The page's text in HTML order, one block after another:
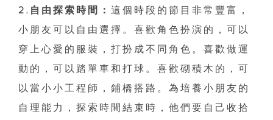
2.自由探索時間： 這個時段的節目非常豐富，
小朋友可以自由選擇。喜歡角色扮演的，可以
穿上心愛的服裝，打扮成不同角色。喜歡做運
動的，可以踏單車和打球。喜歡砌積木的，可
以當小小工程師，鋪橋搭路。為培養小朋友的
自理能力，探索時間結束時，他們要自己收拾